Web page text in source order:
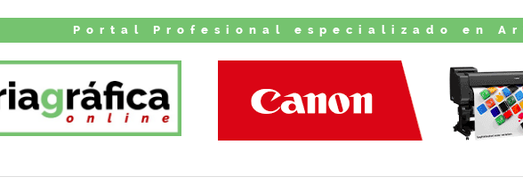
Portal Profesional especializado en